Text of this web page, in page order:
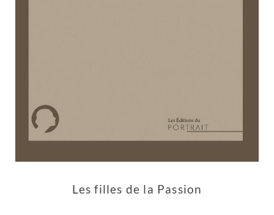
Les filles de la Passion